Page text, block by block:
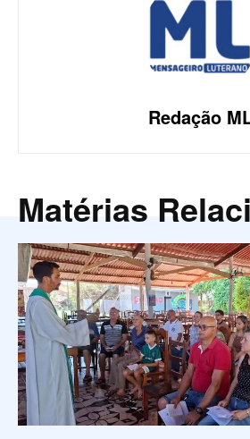
Redação
Matérias